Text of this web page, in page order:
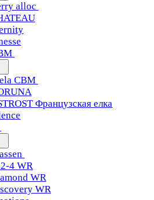
alloc
CBM
Французская елка
4 WR
WR
WR